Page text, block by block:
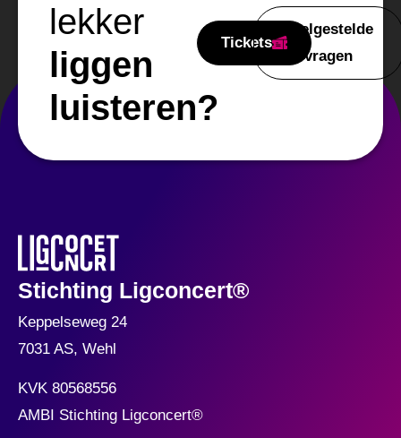
lekker
liggen
luisteren?
Tickets
Veelgestelde
vragen
Stichting Ligconcert®
Keppelseweg 24
7031 AS, Wehl
KVK 80568556
AMBI Stichting Ligconcert®